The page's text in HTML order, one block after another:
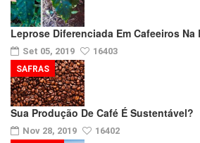
Leprose Diferenciada Em Cafeeiros
Set 05, 2019 16403
Sua Produção De Café É Sustentável?
Nov 28, 2019 16402
SAFRAS